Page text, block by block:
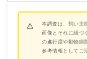
本調査は、飼い主
画像とそれに紐づ
の進行度や動物病
参考情報としてご